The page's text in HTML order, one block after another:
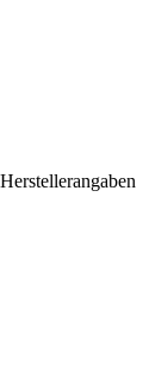
Herstellerangaben